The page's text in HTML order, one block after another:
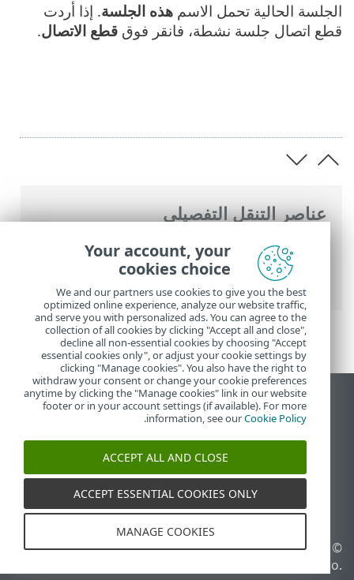
عناصر التنقل التفصيلي
تعليمات ESET عبر الإنترنت >
ESET PROTECT
On-Prem
> ابدأ الآن>
PROTECT > إعدادات المستخدم
الجلسة الحالية تحمل الاسم هذه الجلسة. إذا أردت
قطع اتصال جلسة نشطة، فانقر فوق قطع الاتصال.
عرض موقع سطح المكتب
End of Life
قاعدة معارف ESET
ESET Status Portal
الدعم الإقليمي
© 1992 - 2026 ESET, spol. s
r.o.‎ - جميع الحقوق محفوظة.
إدارة ملفات تعريف الارتباط
Your account, your
cookies choice
We and our partners use cookies to give you the best
optimized online experience, analyze our website traffic,
and serve you with personalized ads. You can agree to the
collection of all cookies by clicking "Accept all and close",
decline all non-essential cookies by choosing "Accept
essential cookies only", or adjust your cookie settings by
clicking "Manage cookies". You also have the right to
withdraw your consent or change your cookie preferences
anytime by clicking the "Manage cookies" link in our website
footer or in your account settings (if available). For more
information, see ourCookie Policy
.
ACCEPT ALL AND CLOSE
ACCEPT ESSENTIAL COOKIES ONLY
MANAGE COOKIES